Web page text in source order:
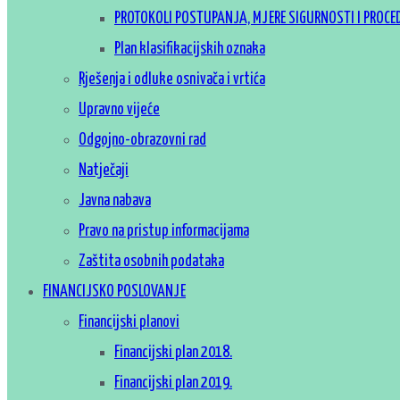
PROTOKOLI POSTUPANJA, MJERE SIGURNOSTI I
Plan klasifikacijskih oznaka
Rješenja i odluke osnivača i vrtića
Upravno vijeće
Odgojno-obrazovni rad
Natječaji
Javna nabava
Pravo na pristup informacijama
Zaštita osobnih podataka
FINANCIJSKO POSLOVANJE
Financijski planovi
Financijski plan 2018.
Financijski plan 2019.